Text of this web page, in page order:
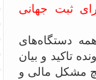
ثبت جهانی
دستگاه‌های
تاکید و بیان
مشکل مالی و